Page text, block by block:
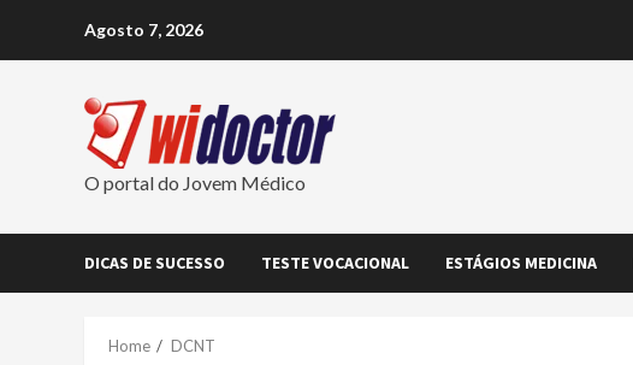
Agosto 7, 2026
O portal do Jovem Médico
DICAS DE SUCESSO TESTE VOCACIONAL ESTÁGIOS MEDICINA
Home DCNT